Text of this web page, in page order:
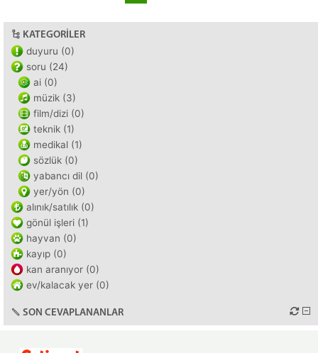
KATEGORILER
duyuru (0)
soru (24)
ai (0)
müzik (3)
film/dizi (0)
teknik (1)
medikal (1)
sözlük (0)
yabancı dil (0)
yer/yön (0)
alınık/satılık (0)
gönül işleri (1)
hayvan (0)
kayıp (0)
kan aranıyor (0)
ev/kalacak yer (0)
SON CEVAPLANANLAR